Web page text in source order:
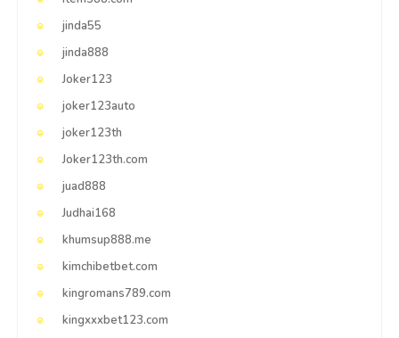
jinda55
jinda888
Joker123
joker123auto
joker123th
Joker123th.com
juad888
Judhai168
khumsup888.me
kimchibetbet.com
kingromans789.com
kingxxxbet123.com